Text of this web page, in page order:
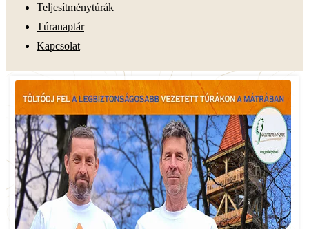
Teljesítménytúrák
Túranaptár
Kapcsolat